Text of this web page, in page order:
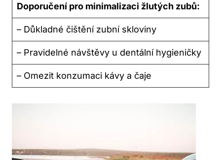
Doporučení‌ pro minimalizaci​ žlutých zubů:
– Důkladné čištění zubní skloviny
– Pravidelné‍ návštěvy ⁣u⁤ dentální hygieničky
– Omezit konzumaci kávy a čaje